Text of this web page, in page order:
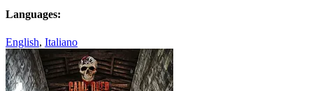
Languages:
English, Italiano